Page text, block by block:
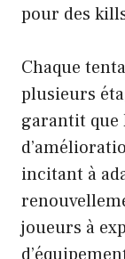
pour des
Chaque
plusieurs
garantit que
incitant à
joueurs à